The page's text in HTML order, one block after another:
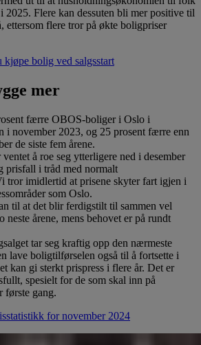
2025. Flere kan dessuten bli mer positive til
ettersom flere tror på økte boligpriser
kjøpe bolig ved salgsstart
mer
færre OBOS-boliger i Oslo i
i november 2023, og 25 prosent færre enn
de siste fem årene.
å roe seg ytterligere ned i desember
prisfall i tråd med normalt
tror imidlertid at prisene skyter fart igjen i
som Oslo.
til at det blir ferdigstilt til sammen vel
neste årene, mens behovet er på rundt
tar seg kraftig opp den nærmeste
lave boligtilførselen også til å fortsette i
kan gi sterkt prispress i flere år. Det er
spesielt for de som skal inn på
første gang.
for november 2024